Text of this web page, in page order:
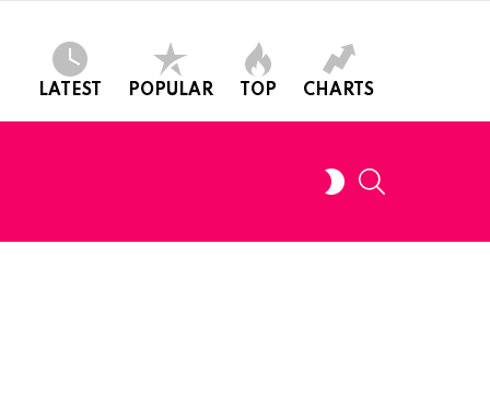
LATEST POPULAR TOP CHARTS
SWITCH
SKIN